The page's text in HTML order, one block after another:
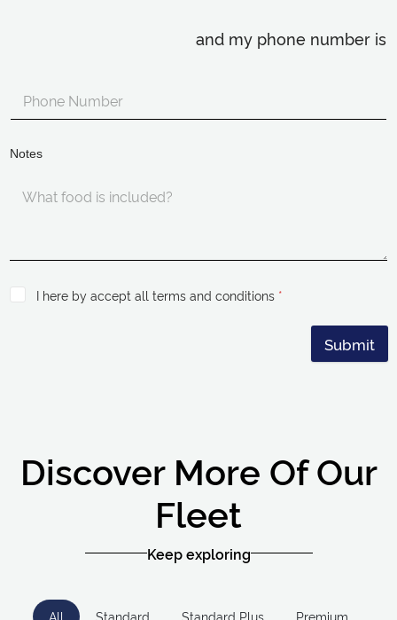
and my phone number is
Notes
I here by accept all terms and conditions *
Submit
Discover More Of Our
Fleet
Keep exploring
All Standard Standard Plus
Premium